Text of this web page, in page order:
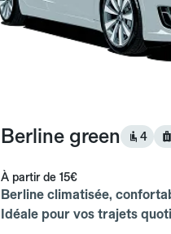
Berline green 4
À partir de 15€
Berline climatisée,
Idéale pour vos trajets